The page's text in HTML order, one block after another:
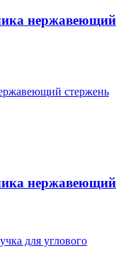
нержавеющий
нержавеющий